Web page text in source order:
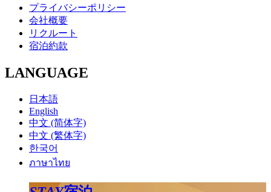
プライバシーポリシー
会社概要
リクルート
宿泊約款
LANGUAGE
日本語
English
中文 (简体字)
中文 (繁体字)
한국어
ภาษาไทย